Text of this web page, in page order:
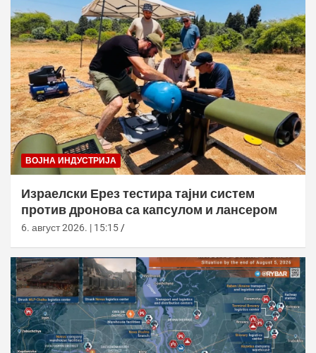
ВОЈНА ИНДУСТРИЈА
Израелски Ерез тестира тајни систем
против дронова са капсулом и лансером
6. август 2026. | 15:15